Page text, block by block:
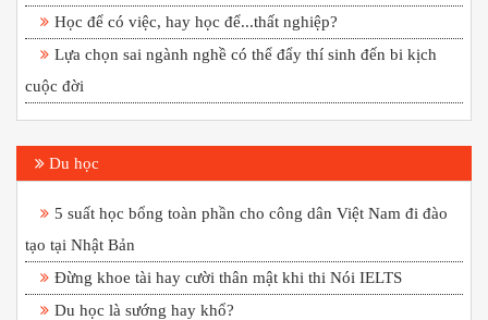
Học để có việc, hay học để...thất nghiệp?
Lựa chọn sai ngành nghề có thể đẩy thí sinh đến bi kịch
cuộc đời
Du học
5 suất học bổng toàn phần cho công dân Việt Nam đi đào
tạo tại Nhật Bản
Đừng khoe tài hay cười thân mật khi thi Nói IELTS
Du học là sướng hay khổ?